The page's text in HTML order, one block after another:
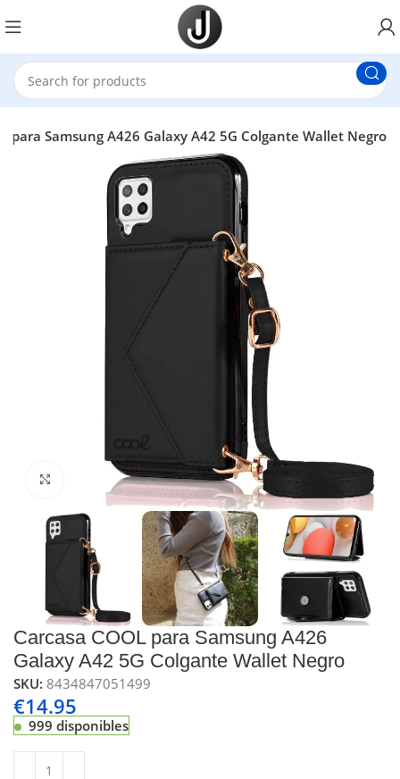
para Samsung A426 Galaxy A42 5G Colgante Wallet Negro
Click to enlarge
Carcasa COOL para Samsung A426
Galaxy A42 5G Colgante Wallet Negro
SKU:8434847051499
€14.95
999 disponibles